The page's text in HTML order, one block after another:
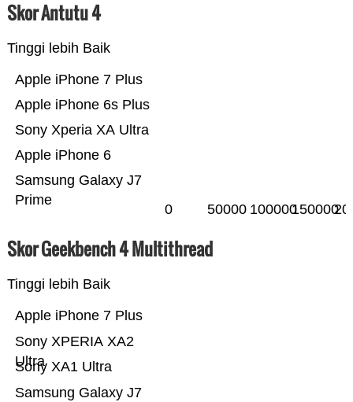
Skor Antutu 4
Tinggi lebih Baik
Samsung Galaxy J7
Prime
Apple iPhone 6
Sony Xperia XA Ultra
Apple iPhone 6s Plus
Apple iPhone 7 Plus
0 50000 100000150000
Skor Geekbench 4 Multithread
Tinggi lebih Baik
Samsung Galaxy J7
Sony XA1 Ultra
Sony XPERIA XA2
Ultra
Apple iPhone 7 Plus